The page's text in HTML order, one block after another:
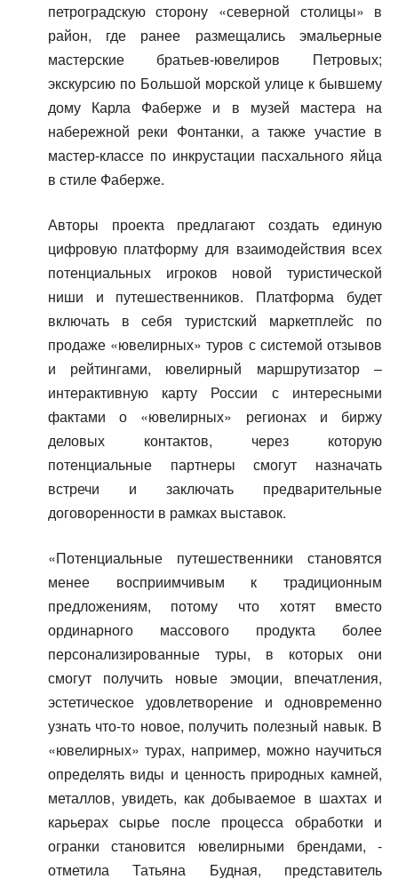
петроградскую сторону «северной столицы» в
район, где ранее размещались эмальерные
мастерские братьев-ювелиров Петровых;
экскурсию по Большой морской улице к бывшему
дому Карла Фаберже и в музей мастера на
набережной реки Фонтанки, а также участие в
мастер-классе по инкрустации пасхального яйца
в стиле Фаберже.
Авторы проекта предлагают создать единую
цифровую платформу для взаимодействия всех
потенциальных игроков новой туристической
ниши и путешественников. Платформа будет
включать в себя туристский маркетплейс по
продаже «ювелирных» туров с системой отзывов
и рейтингами, ювелирный маршрутизатор –
интерактивную карту России с интересными
фактами о «ювелирных» регионах и биржу
деловых контактов, через которую
потенциальные партнеры смогут назначать
встречи и заключать предварительные
договоренности в рамках выставок.
«Потенциальные путешественники становятся
менее восприимчивым к традиционным
предложениям, потому что хотят вместо
ординарного массового продукта более
персонализированные туры, в которых они
смогут получить новые эмоции, впечатления,
эстетическое удовлетворение и одновременно
узнать что-то новое, получить полезный навык. В
«ювелирных» турах, например, можно научиться
определять виды и ценность природных камней,
металлов, увидеть, как добываемое в шахтах и
карьерах сырье после процесса обработки и
огранки становится ювелирными брендами, -
отметила Татьяна Будная, представитель